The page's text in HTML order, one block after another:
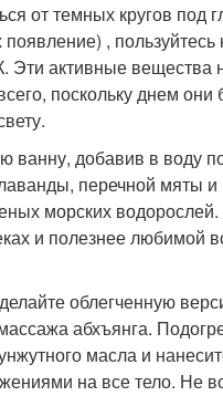
от темных кругов под
появление) ,
Эти активные вещества
поскольку днем они
ванну, добавив в воду
перечной мяты и
морских
и полезнее любимой
облегченную
абхъянга.
масла и
на все тело. Не